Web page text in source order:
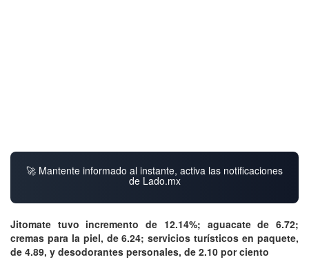
🚀 Mantente informado al instante, activa las notificaciones
de Lado.mx
Jitomate tuvo incremento de 12.14%; aguacate de 6.72;
cremas para la piel, de 6.24; servicios turísticos en paquete,
de 4.89, y desodorantes personales, de 2.10 por ciento